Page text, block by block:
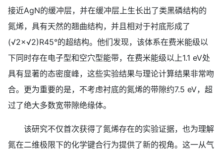
接近AgN的缓冲层，并在缓冲层上生长出了类黑磷结构的
氮烯，具有天然的翘曲结构，并且相对于衬底形成了
(√2×√2)R45°的超结构。他们发现，该体系在费米能级以
下同时存在电子型和空穴型能带，在费米能级以上1.1 eV处
具有显著的态密度峰，这些实验结果与理论计算结果非常吻
合。更为重要的是，不考虑衬底的氮烯的带隙约7.5 eV，超
过了绝大多数宽带隙绝缘体。
该研究不仅首次获得了氮烯存在的实验证据，也为理解
氮在二维极限下的化学键合行为提供了新的视角。这一从气